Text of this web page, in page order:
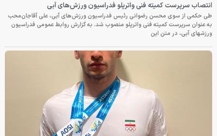
انتصاب سرپرست کمیته فنی واترپلو فدراسیون ورزش‌های آبی
طی حکمی از سوی محسن رضوانی رئیس فدراسیون ورزش‌های آبی، علی آقاجان‌محب
به عنوان سرپرست کمیته فنی واترپلو منصوب شد. به گزارش روابط عمومی فدراسیون
ورزشهای آبی، در متن این